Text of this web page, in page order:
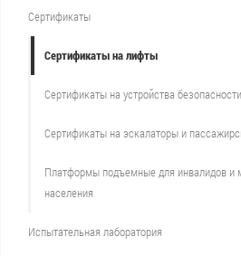
Сертификаты
Сертификаты на лифты
Сертификаты на устройства безопасности
Сертификаты на эскалаторы и
Платформы подъемные для инвалидов и
населения
Испытательная лаборатория